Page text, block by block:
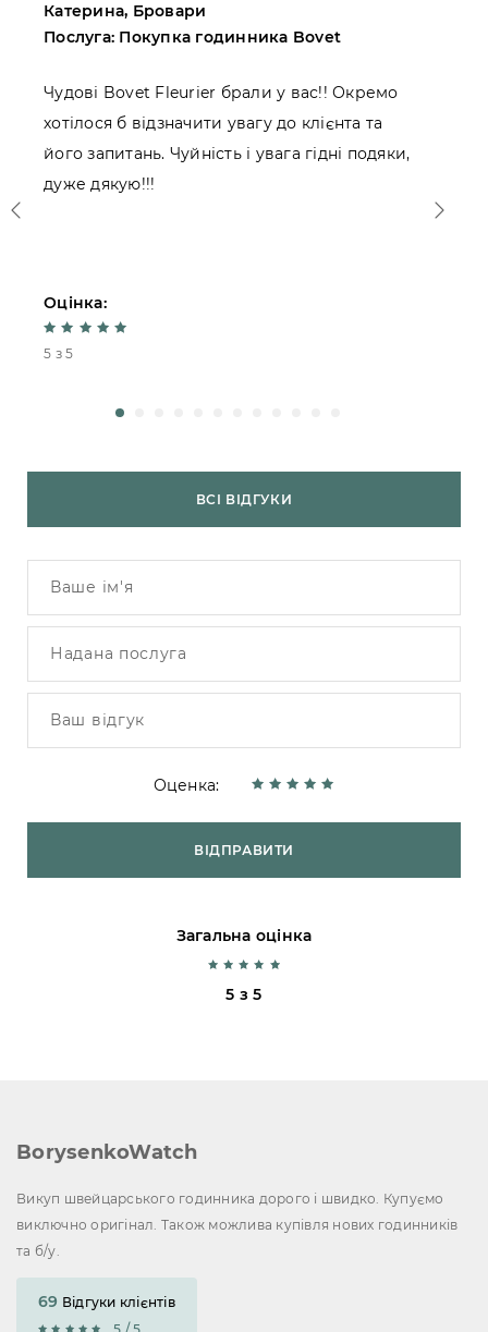
Катерина, Бровари
Послуга: Покупка годинника Bovet
Чудові Bovet Fleurier брали у вас!! Окремо
хотілося б відзначити увагу до клієнта та
його запитань. Чуйність і увага гідні подяки,
дуже дякую!!!
Оцінка:
5 з 5
ВСІ ВІДГУКИ
Оценка:
ВІДПРАВИТИ
Загальна оцінка
5 з 5
BorysenkoWatch
Викуп швейцарського годинника дорого і швидко. Купуємо
виключно оригінал. Також можлива купівля нових годинників
та б/у.
69 Відгуки клієнтів